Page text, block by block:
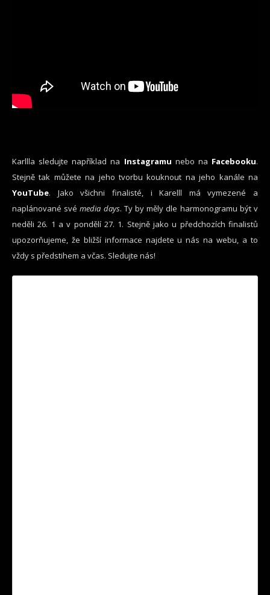
Karllla sledujte například na Instagramu nebo na Facebooku.
Stejně tak můžete na jeho tvorbu kouknout na jeho kanále na
YouTube. Jako všichni finalisté, i Karelll má vymezené a
naplánované svémedia days. Ty by měly dle harmonogramu být v
neděli 26. 1 a v pondělí 27. 1. Stejně jako u předchozích finalistů
upozorňujeme, že bližší informace najdete u nás na webu, a to
vždy s předstihem a včas. Sledujte nás!